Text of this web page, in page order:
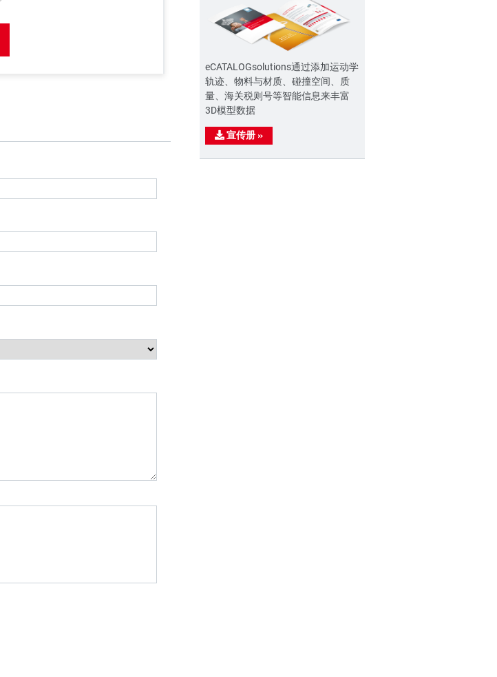
eCATALOGsolutions通过添加运动学
轨迹、物料与材质、碰撞空间、质
量、海关税则号等智能信息来丰富
3D模型数据
宣传册 »